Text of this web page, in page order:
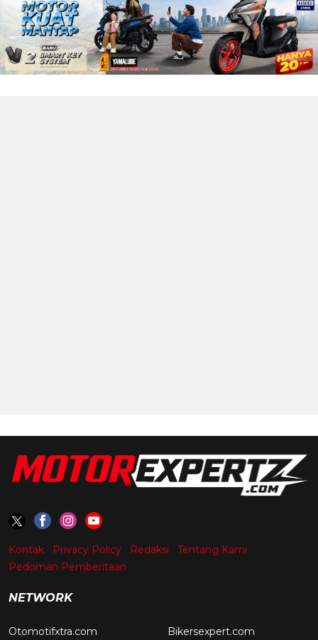
Kontak Privacy Policy Redaksi
Tentang Kami
Pedoman Pemberitaan
NETWORK
Otomotifxtra.com Bikersexpert.com